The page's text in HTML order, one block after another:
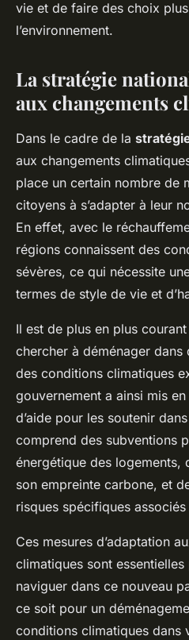
vie et de faire des choix
l’environnement.
La stratégie
aux changements
Dans le cadre de la
aux changements
place un certain nombre de
citoyens à s’adapter à leur
En effet, avec le
régions connaissent des
sévères, ce qui nécessite
termes de style de vie et
Il est de plus en plus
chercher à déménager dans
des conditions climatiques
gouvernement a ainsi mis
d’aide pour les soutenir
comprend des subventions
énergétique des logements,
son empreinte carbone, et
risques spécifiques
Ces mesures d’adaptation
climatiques sont
naviguer dans ce nouveau
ce soit pour un
conditions climatiques dans